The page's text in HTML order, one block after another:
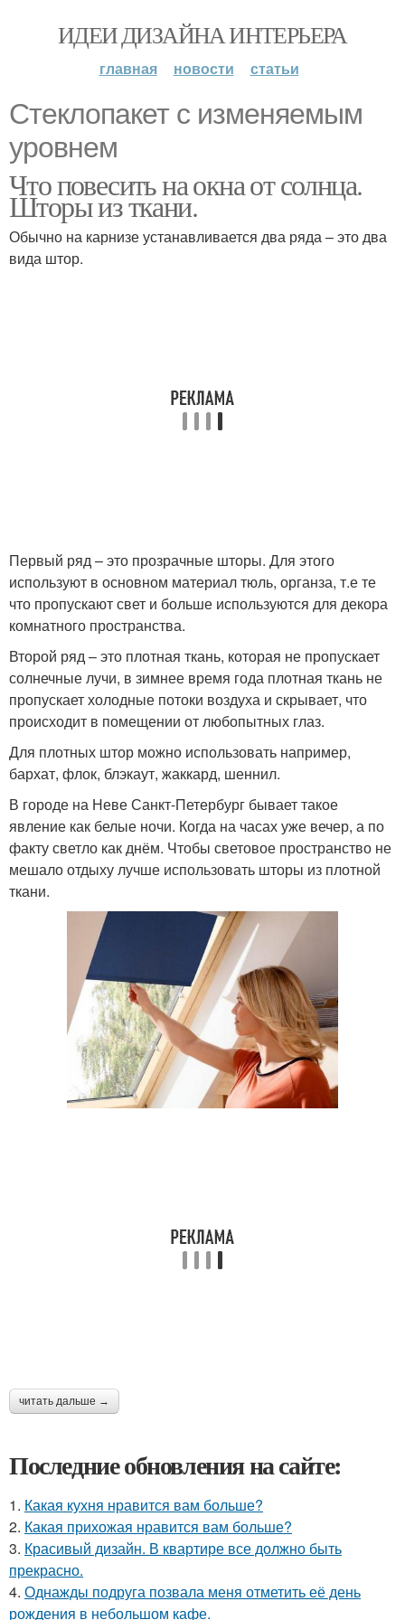
ИДЕИ ДИЗАЙНА ИНТЕРЬЕРА
главная новости статьи
Стеклопакет с изменяемым
уровнем
Что повесить на окна от солнца.
Шторы из ткани.
Обычно на карнизе устанавливается два ряда – это два
вида штор.
Первый ряд – это прозрачные шторы. Для этого
используют в основном материал тюль, органза, т.е те
что пропускают свет и больше используются для декора
комнатного пространства.
Второй ряд – это плотная ткань, которая не пропускает
солнечные лучи, в зимнее время года плотная ткань не
пропускает холодные потоки воздуха и скрывает, что
происходит в помещении от любопытных глаз.
Для плотных штор можно использовать например,
бархат, флок, блэкаут, жаккард, шеннил.
В городе на Неве Санкт-Петербург бывает такое
явление как белые ночи. Когда на часах уже вечер, а по
факту светло как днём. Чтобы световое пространство не
мешало отдыху лучше использовать шторы из плотной
ткани.
читать дальше →
Последние обновления на сайте:
1. Какая кухня нравится вам больше?
2. Какая прихожая нравится вам больше?
3. Красивый дизайн. В квартире все должно быть
прекрасно.
4. Однажды подруга позвала меня отметить её день
рождения в небольшом кафе.